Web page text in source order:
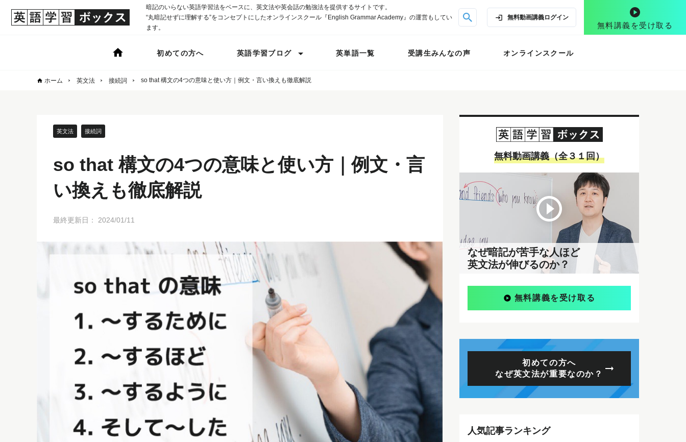
暗記のいらない英語学習法をベースに、英文法や英会話の勉強法を提供するサイトです。
“丸暗記せずに理解する”をコンセプトにしたオンラインスクール『English Grammar Academy』の運営もしてい
ます。
無料動画講義ログイン
無料講義を受け取る
初めての方へ 英語学習ブログ 英単語一覧 受講生みんなの声 オンラインスクール
ホーム 英文法 接続詞 so that 構文の4つの意味と使い方｜例文・言い換えも徹底解説
so that 構文の4つの意味と使い方｜例文・言
い換えも徹底解説
英文法 接続詞
最終更新日： 2024/01/11
無料動画講義（全３１回）
なぜ暗記が苦手な人ほど
英文法が伸びるのか？
無料講義を受け取る
初めての方へ
なぜ英文法が重要なのか？
人気記事ランキング